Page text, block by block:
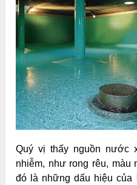
Quý vị thấy nguồn nước
nhiễm, như rong rêu,
đó là những dấu hiệu